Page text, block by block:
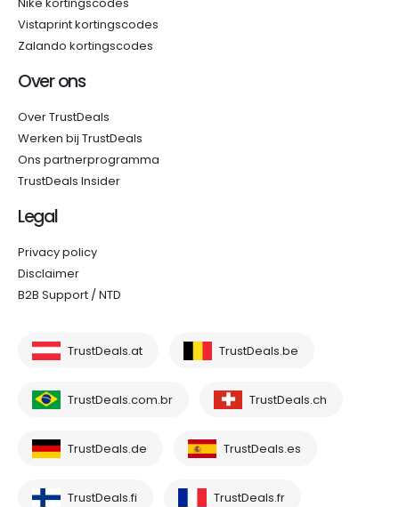
Vistaprint kortingscodes
Zalando kortingscodes
Over ons
Over TrustDeals
Werken bij TrustDeals
Ons partnerprogramma
TrustDeals Insider
Legal
Privacy policy
Disclaimer
B2B Support / NTD
TrustDeals.at TrustDeals.be
TrustDeals.com.br TrustDeals.ch
TrustDeals.de TrustDeals.es
TrustDeals.fi TrustDeals.fr